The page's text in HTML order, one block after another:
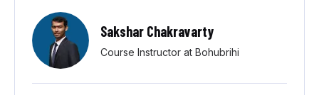
Sakshar Chakravarty
Course Instructor at Bohubrihi